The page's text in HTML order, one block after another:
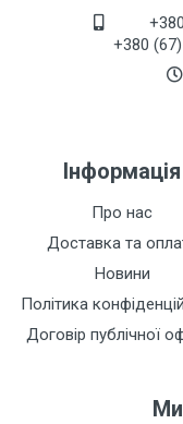
+380
Інформація
Про нас
Доставка та
Новини
Політика
Договір публічної